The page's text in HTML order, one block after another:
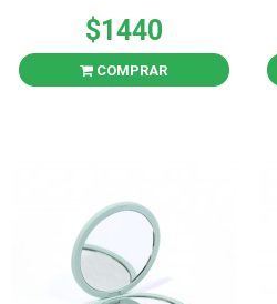
$1440
COMPRAR